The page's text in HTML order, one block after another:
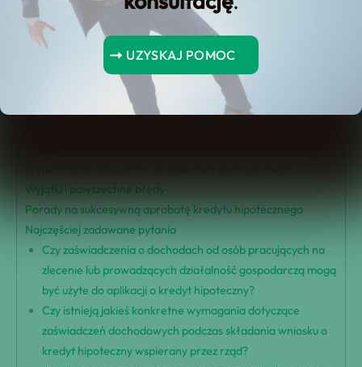
UZYSKAJ POMOC
Spis Treści
Wnioski kluczowe
Znaczenie zaświadczenia o dochodach w kredycie
Wyjątki i powszechne błędy
Porady na sukcesywną aprobatę kredytu hipotecznego
Najczęściej zadawane pytania
Czy zaświadczenia o dochodach od osób pracujących na
zlecenie lub prowadzących działalność gospodarczą mogą
być użyte do aplikacji o kredyt hipoteczny?
Czy istnieją jakieś konkretne wymagania dotyczące
zaświadczeń dochodowych podczas składania wniosku o
kredyt hipoteczny wspierany przez rząd?